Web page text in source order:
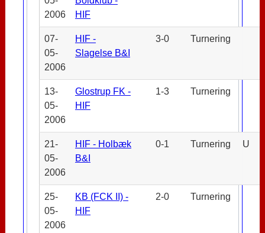
2006
HIF
07-
05-
2006
HIF -
Slagelse B&I
3-0 Turnering
13-
05-
2006
Glostrup FK -
HIF
1-3 Turnering
21-
05-
2006
HIF - Holbæk
B&I
0-1 Turnering U
25-
05-
2006
KB (FCK II) -
HIF
2-0 Turnering